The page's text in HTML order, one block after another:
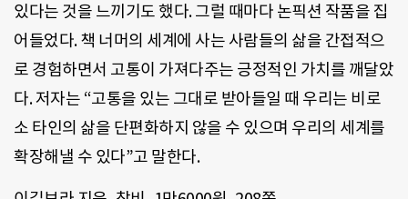
있다는 것을 느끼기도 했다. 그럴 때마다 논픽션 작품을 집
어들었다. 책 너머의 세계에 사는 사람들의 삶을 간접적으
로 경험하면서 고통이 가져다주는 긍정적인 가치를 깨달았
다. 저자는 “고통을 있는 그대로 받아들일 때 우리는 비로
소 타인의 삶을 단편화하지 않을 수 있으며 우리의 세계를
확장해낼 수 있다”고 말한다.